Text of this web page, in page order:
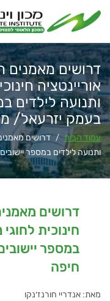
דרושים מאמנים
אוריינטציה
ותנועה לילדים
בעמק יזרעאל/
עמוד הבית / דרושים מאמנים
ותנועה לילדים במספר
דרושים
חינוכית
במספר
חיפה
מאת: אנדריי חורנז׳נקו